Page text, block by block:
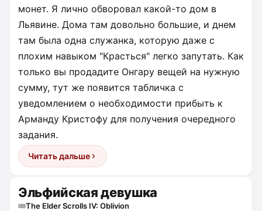
монет. Я лично обворовал какой-то дом в
Льявине. Дома там довольно большие, и днем
там была одна служанка, которую даже с
плохим навыком "Красться" легко запутать. Как
только вы продадите Онгару вещей на нужную
сумму, тут же появится табличка с
уведомлением о необходимости прибыть к
Арманду Кристофу для получения очередного
задания.
Читать дальше
Эльфийская девушка
The Elder Scrolls IV: Oblivion